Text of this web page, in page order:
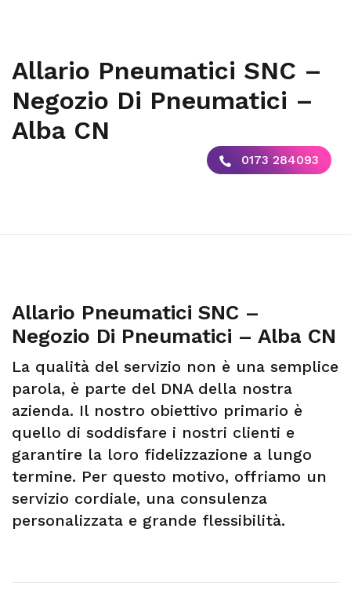
Allario Pneumatici SNC –
Negozio Di Pneumatici –
Alba CN
0173 284093
Allario Pneumatici SNC –
Negozio Di Pneumatici – Alba CN
La qualità del servizio non è una semplice
parola, è parte del DNA della nostra
azienda. Il nostro obiettivo primario è
quello di soddisfare i nostri clienti e
garantire la loro fidelizzazione a lungo
termine. Per questo motivo, offriamo un
servizio cordiale, una consulenza
personalizzata e grande flessibilità.